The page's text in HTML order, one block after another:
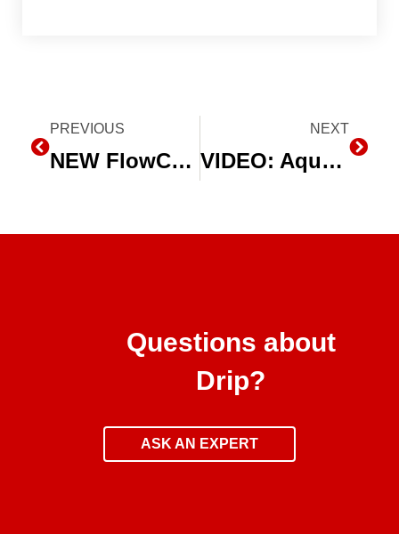
Prev
PREVIOUS
NEW FlowControl Drip Tape Gives Growers the Best of Both Worlds
NEXT
VIDEO: Aqua-Traxx Drip Irrigation Tape – A New Level of Irrigation Control
Questions about
Drip?
ASK AN EXPERT